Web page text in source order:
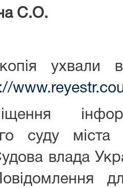
С.О.
ухвали
суду
влада